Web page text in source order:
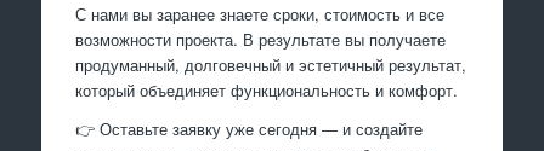
С нами вы заранее знаете сроки, стоимость и все
возможности проекта. В результате вы получаете
продуманный, долговечный и эстетичный результат,
который объединяет функциональность и комфорт.
👉 Оставьте заявку уже сегодня — и создайте